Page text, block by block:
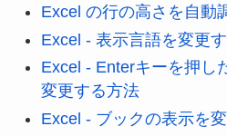
Excel の行の高さを自動
Excel - 表示言語を変更
Excel - Enterキーを押し
変更する方法
Excel - ブックの表示を